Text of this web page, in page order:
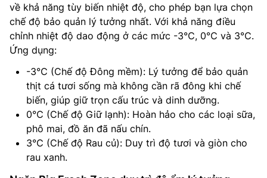
về khả năng tùy biến nhiệt độ, cho phép bạn lựa chọn
chế độ bảo quản lý tưởng nhất. Với khả năng điều
chỉnh nhiệt độ dao động ở các mức -3℃, 0℃ và 3℃.
Ứng dụng:
-3℃ (Chế độ Đông mềm): Lý tưởng để bảo quản
thịt cá tươi sống mà không cần rã đông khi chế
biến, giúp giữ trọn cấu trúc và dinh dưỡng.
0℃ (Chế độ Giữ lạnh): Hoàn hảo cho các loại sữa,
phô mai, đồ ăn đã nấu chín.
3℃ (Chế độ Rau củ): Duy trì độ tươi và giòn cho
rau xanh.